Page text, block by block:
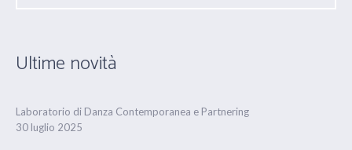
Ultime novità
Laboratorio di Danza Contemporanea e Partnering
30 luglio 2025